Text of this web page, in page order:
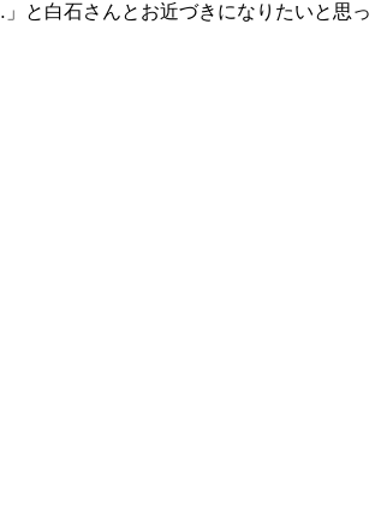
と白石さんとお近づきになりたいと思っ